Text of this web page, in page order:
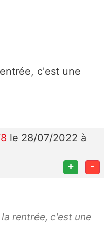
c'est une
le 28/07/2022 à
+ -
rentrée, c'est une